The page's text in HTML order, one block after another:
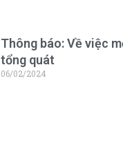
Thông báo: Về việc
tổng quát
06/02/2024